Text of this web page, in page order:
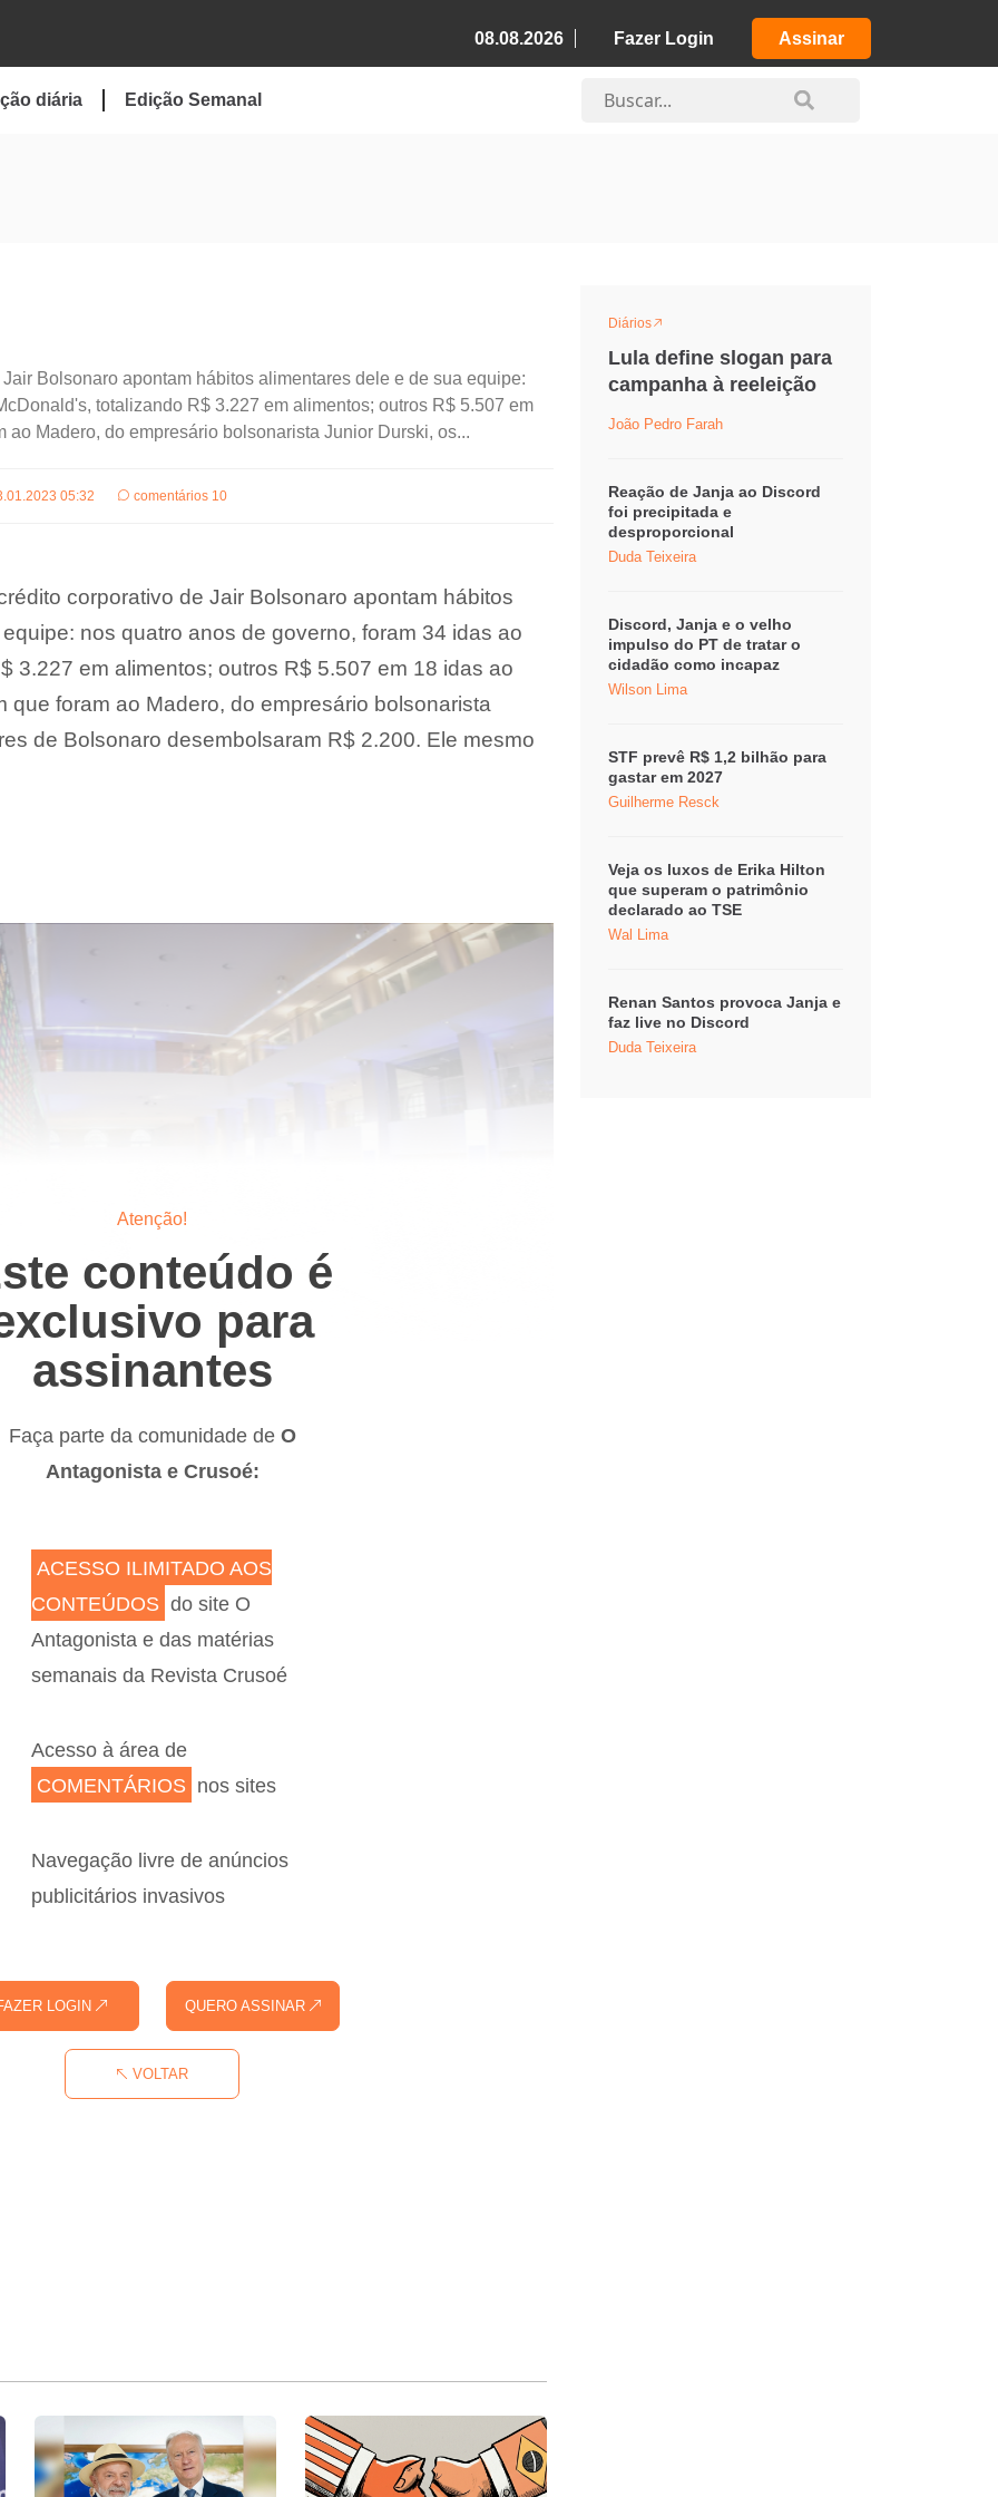
08.08.2026 Fazer Login Assinar
diária Edição Semanal
Bolsonaro apontam hábitos alimentares dele e de sua equipe:
totalizando R$ 3.227 em alimentos; outros R$ 5.507 em
Madero, do empresário bolsonarista Junior Durski, os...
05:32 comentários 10
Atenção!
conteúdo é
para
assinantes
Faça parte da comunidade de O
Antagonista e Crusoé:
ACESSO ILIMITADO AOS
CONTEÚDOS do site O
Antagonista e das matérias
semanais da Revista Crusoé
Acesso à área de
COMENTÁRIOS nos sites
Navegação livre de anúncios
publicitários invasivos
LOGIN QUERO ASSINAR
VOLTAR
corporativo de Jair Bolsonaro apontam hábitos
nos quatro anos de governo, foram 34 idas ao
3.227 em alimentos; outros R$ 5.507 em 18 idas ao
que foram ao Madero, do empresário bolsonarista
de Bolsonaro desembolsaram R$ 2.200. Ele mesmo
Diários
Lula define slogan para
campanha à reeleição
João Pedro Farah
Reação de Janja ao Discord
foi precipitada e
desproporcional
Duda Teixeira
Discord, Janja e o velho
impulso do PT de tratar o
cidadão como incapaz
Wilson Lima
STF prevê R$ 1,2 bilhão para
gastar em 2027
Guilherme Resck
Veja os luxos de Erika Hilton
que superam o patrimônio
declarado ao TSE
Wal Lima
Renan Santos provoca Janja e
faz live no Discord
Duda Teixeira